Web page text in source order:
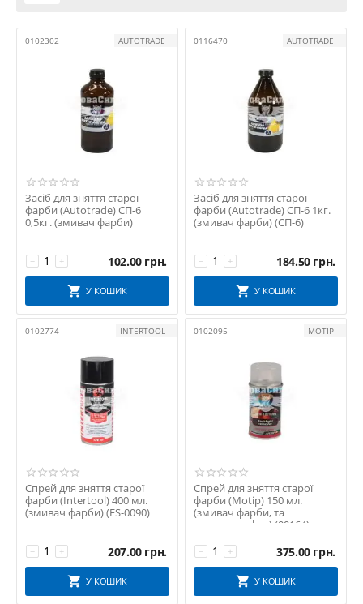
0102302 AUTOTRADE
Засіб для зняття старої
фарби (Autotrade) СП-6
0,5кг. (змивач фарби)
+
− 102.00 грн.
У КОШИК
0116470 AUTOTRADE
Засіб для зняття старої
фарби (Autotrade) СП-6 1кг.
(змивач фарби) (СП-6)
+
− 184.50 грн.
У КОШИК
0102774 INTERTOOL
Спрей для зняття старої
фарби (Intertool) 400 мл.
(змивач фарби) (FS-0090)
+
− 207.00 грн.
У КОШИК
0102095 MOTIP
Спрей для зняття старої
фарби (Motip) 150 мл.
(змивач фарби, та
тонування фар) (00164)
+
− 375.00 грн.
У КОШИК